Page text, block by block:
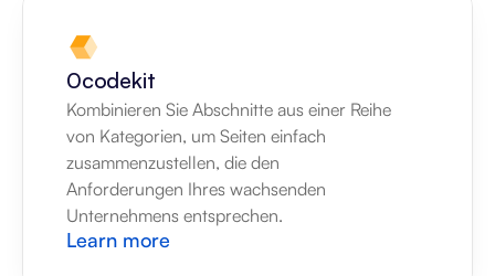
0codekit
Kombinieren Sie Abschnitte aus einer Reihe
von Kategorien, um Seiten einfach
zusammenzustellen, die den
Anforderungen Ihres wachsenden
Unternehmens entsprechen.
Learn more